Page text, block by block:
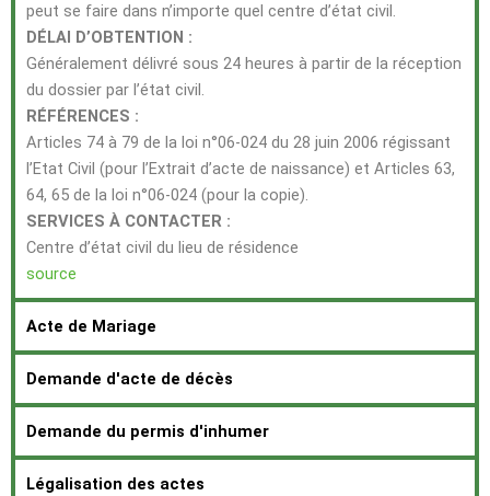
peut se faire dans n’importe quel centre d’état civil.
DÉLAI D’OBTENTION :
Généralement délivré sous 24 heures à partir de la réception
du dossier par l’état civil.
RÉFÉRENCES :
Articles 74 à 79 de la loi n°06‐024 du 28 juin 2006 régissant
l’Etat Civil (pour l’Extrait d’acte de naissance) et Articles 63,
64, 65 de la loi n°06‐024 (pour la copie).
SERVICES À CONTACTER :
Centre d’état civil du lieu de résidence
source
Acte de Mariage
Demande d'acte de décès
Demande du permis d'inhumer
Légalisation des actes